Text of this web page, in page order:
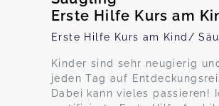
Erste Hilfe Kurs am
Erste Hilfe Kurs am Kind/
Kinder sind sehr neugierig
jeden Tag auf
Dabei kann vieles passieren!